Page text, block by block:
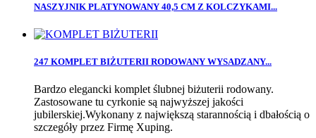
NASZYJNIK PLATYNOWANY 40,5 CM Z KOLCZYKAMI...
247 KOMPLET BIŻUTERII RODOWANY WYSADZANY...
Bardzo elegancki komplet ślubnej biżuterii rodowany.
Zastosowane tu cyrkonie są najwyższej jakości
jubilerskiej.Wykonany z największą starannością i dbałością o
szczegóły przez Firmę Xuping.